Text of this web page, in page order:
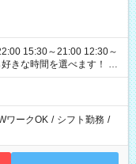
15:30～21:00 12:30～
ワークOK / シフト勤務 /